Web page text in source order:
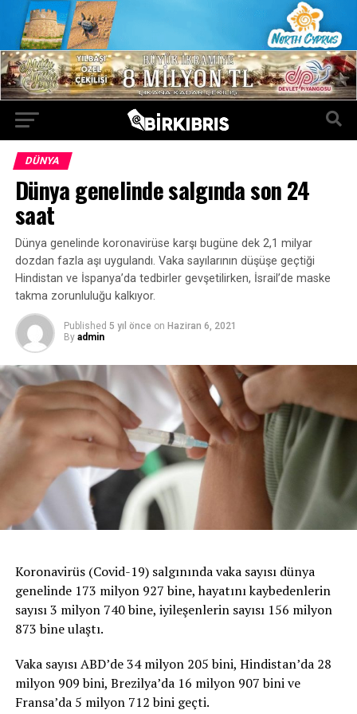
DÜNYA
Dünya genelinde salgında son 24
saat
Dünya genelinde koronavirüse karşı bugüne dek 2,1 milyar
dozdan fazla aşı uygulandı. Vaka sayılarının düşüşe geçtiği
Hindistan ve İspanya’da tedbirler gevşetilirken, İsrail’de maske
takma zorunluluğu kalkıyor.
Published 5 yıl önce on Haziran 6, 2021
By admin
Koronavirüs (Covid-19) salgınında vaka sayısı dünya
genelinde 173 milyon 927 bine, hayatını kaybedenlerin
sayısı 3 milyon 740 bine, iyileşenlerin sayısı 156 milyon
873 bine ulaştı.
Vaka sayısı ABD’de 34 milyon 205 bini, Hindistan’da 28
milyon 909 bini, Brezilya’da 16 milyon 907 bini ve
Fransa’da 5 milyon 712 bini geçti.